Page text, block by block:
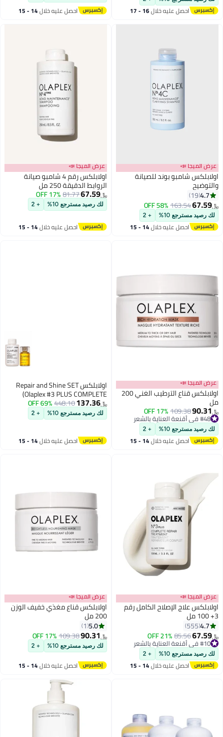
احصل عليه خلال 16 - 17
اغسطس
احصل عليه خلال 14 - 15
اغسطس
عرض الميجا 📣
اولابلكس شامبو بوند للصيانة
والتوضيح
4.7
19
﷼‏67.59
163.54
58% OFF
لك رصيد مسترجع 10% + 2
احصل عليه خلال 14 - 15
عرض الميجا 📣
اولابلكس رقم 4 شامبو صيانة
الروابط الدقيقة 250 مل
﷼‏67.59
81.77
17% OFF
لك رصيد مسترجع 10% + 2
احصل عليه خلال 14 - 15
عرض الميجا 📣
اولابلكس قناع الترطيب الغني 200
مل
﷼‏90.31
109.38
17% OFF
#48 في أقنعة العناية بالشعر
#48 في أقنعة العناية بالشعر
لك رصيد مسترجع 10% + 2
احصل عليه خلال 14 - 15
اولابلكس Repair and Shine SET
(Olaplex #3 PLUS COMPLETE
REPAIR TREATMENT 3.3OZ & #7
BONDING OIL 30ML/1OZ)
30ملليلتر
﷼‏137.36
448.10
69% OFF
لك رصيد مسترجع 10% + 2
احصل عليه خلال 14 - 15
عرض الميجا 📣
اولابلكس علاج الإصلاح الكامل رقم
3+ 100 مل
4.7
555
﷼‏67.59
85.56
21% OFF
#10 في أقنعة العناية بالشعر
#10 في أقنعة العناية بالشعر
لك رصيد مسترجع 10% + 2
احصل عليه خلال 14 - 15
عرض الميجا 📣
اولابلكس قناع مغذي خفيف الوزن
200 مل
5.0
1
﷼‏90.31
109.38
17% OFF
لك رصيد مسترجع 10% + 2
احصل عليه خلال 14 - 15